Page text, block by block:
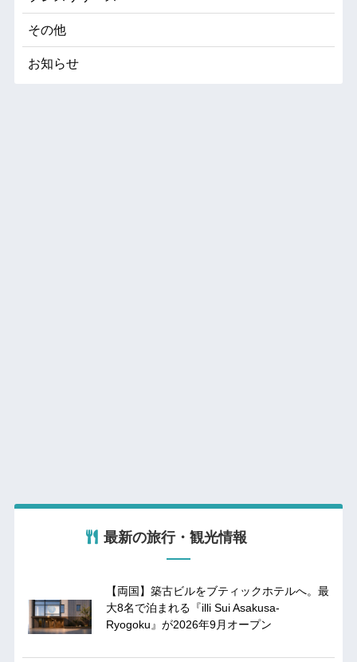
その他
お知らせ
最新の旅行・観光情報
【両国】築古ビルをブティックホテルへ。最
大8名で泊まれる『illi Sui Asakusa-
Ryogoku』が2026年9月オープン